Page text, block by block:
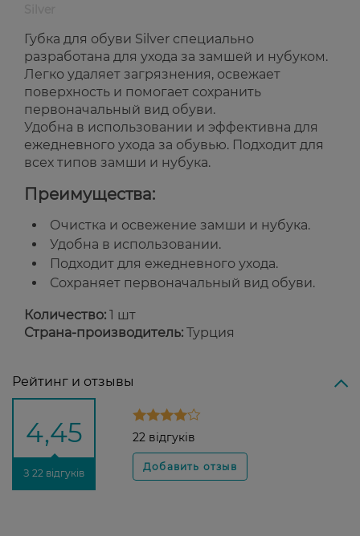
Губка для обуви Silver специально
разработана для ухода за замшей и нубуком.
Легко удаляет загрязнения, освежает
поверхность и помогает сохранить
первоначальный вид обуви.
Удобна в использовании и эффективна для
ежедневного ухода за обувью. Подходит для
всех типов замши и нубука.
Преимущества:
Очистка и освежение замши и нубука.
Удобна в использовании.
Подходит для ежедневного ухода.
Сохраняет первоначальный вид обуви.
Количество: 1 шт
Страна-производитель: Турция
Рейтинг и отзывы
4,45
З 22 відгуків
22 відгуків